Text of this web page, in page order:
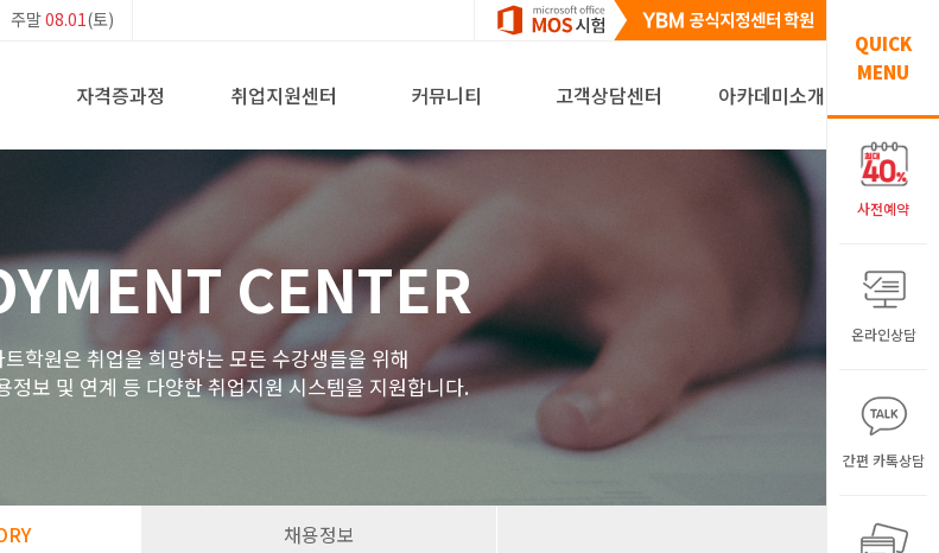
주말08.01(토)
자격증과정 취업지원센터 커뮤니티 고객상담센터 아카데미소개
QUICK
MENU
사전예약
온라인상담
간편 카톡상담
CENTER
학원은 취업을 희망하는 모든 수강생들을 위해
정보 및 연계 등 다양한 취업지원 시스템을 지원합니다.
채용정보